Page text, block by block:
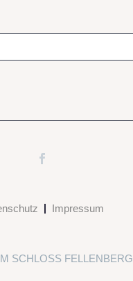
Impressum
SCHLOSS FELLENBERG